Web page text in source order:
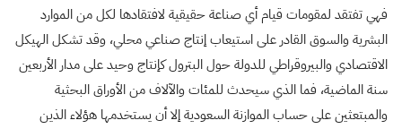
فهي تفتقد لمقومات قيام أي صناعة حقيقية لافتقادها لكل من الموارد
البشرية والسوق القادر على استيعاب إنتاج صناعي محلي، وقد تشكل الهيكل
الاقتصادي والبيروقراطي للدولة حول البترول كإنتاج وحيد على مدار الأربعين
سنة الماضية، فما الذي سيحدث للمئات والآلاف من الأوراق البحثية
والمبتعثين على حساب الموازنة السعودية إلا أن يستخدمها هؤلاء الذين